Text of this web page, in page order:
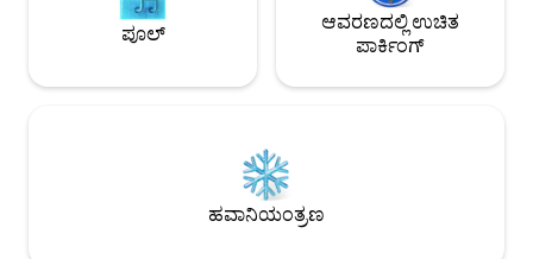
ಪೂಲ್
ಆವರಣದಲ್ಲಿ ಉಚಿತ
ಪಾರ್ಕಿಂಗ್
ಹವಾನಿಯಂತ್ರಣ